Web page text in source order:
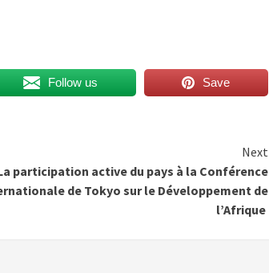
Follow us Save
Next
participation active du pays à la Conférence
de Tokyo sur le Développement de
l’Afrique